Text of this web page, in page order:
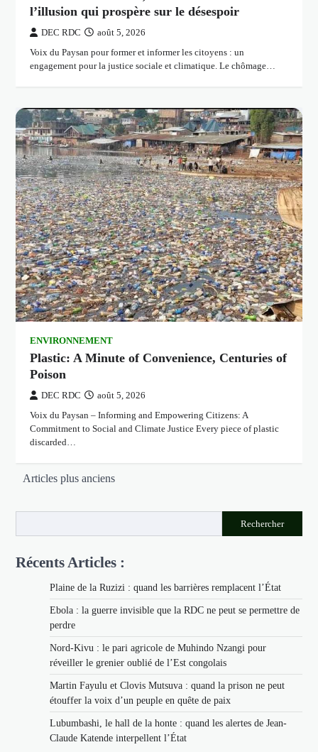
l’illusion qui prospère sur le désespoir
DEC RDC août 5, 2026
Voix du Paysan pour former et informer les citoyens : un
engagement pour la justice sociale et climatique. Le chômage…
ENVIRONNEMENT
Plastic: A Minute of Convenience, Centuries of
Poison
DEC RDC août 5, 2026
Voix du Paysan – Informing and Empowering Citizens: A
Commitment to Social and Climate Justice Every piece of plastic
discarded…
Navigation
articles
Articles plus anciens
Rechercher
Récents Articles :
Plaine de la Ruzizi : quand les barrières remplacent l’État
Ebola : la guerre invisible que la RDC ne peut se permettre de
perdre
Nord-Kivu : le pari agricole de Muhindo Nzangi pour
réveiller le grenier oublié de l’Est congolais
Martin Fayulu et Clovis Mutsuva : quand la prison ne peut
étouffer la voix d’un peuple en quête de paix
Lubumbashi, le hall de la honte : quand les alertes de Jean-
Claude Katende interpellent l’État